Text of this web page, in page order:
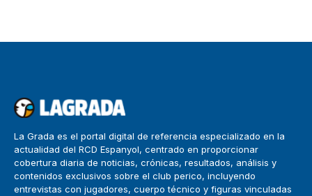
La Grada es el portal digital de referencia especializado en la
actualidad del RCD Espanyol, centrado en proporcionar
cobertura diaria de noticias, crónicas, resultados, análisis y
contenidos exclusivos sobre el club perico, incluyendo
entrevistas con jugadores, cuerpo técnico y figuras vinculadas